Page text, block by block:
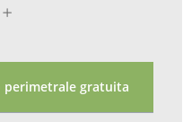
gratuita